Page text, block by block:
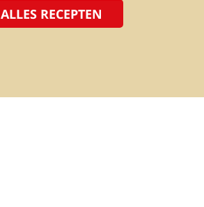
ALLES RECEPTEN